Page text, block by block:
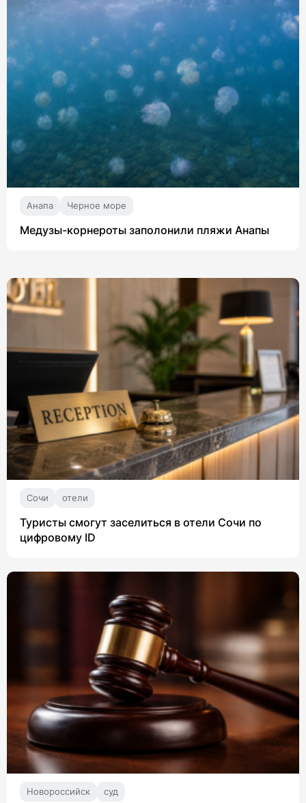
Анапа Черное море
Медузы-корнероты заполонили пляжи Анапы
Сочи отели
Туристы смогут заселиться в отели Сочи по
цифровому ID
Новороссийск суд